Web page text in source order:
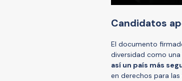
Candidatos
El documento
diversidad como
así un país más
en derechos para